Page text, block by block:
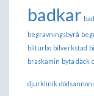
badkar
begravningsbyrå
bilturbo bilverkstad
braskamin byta däck
djurklinik